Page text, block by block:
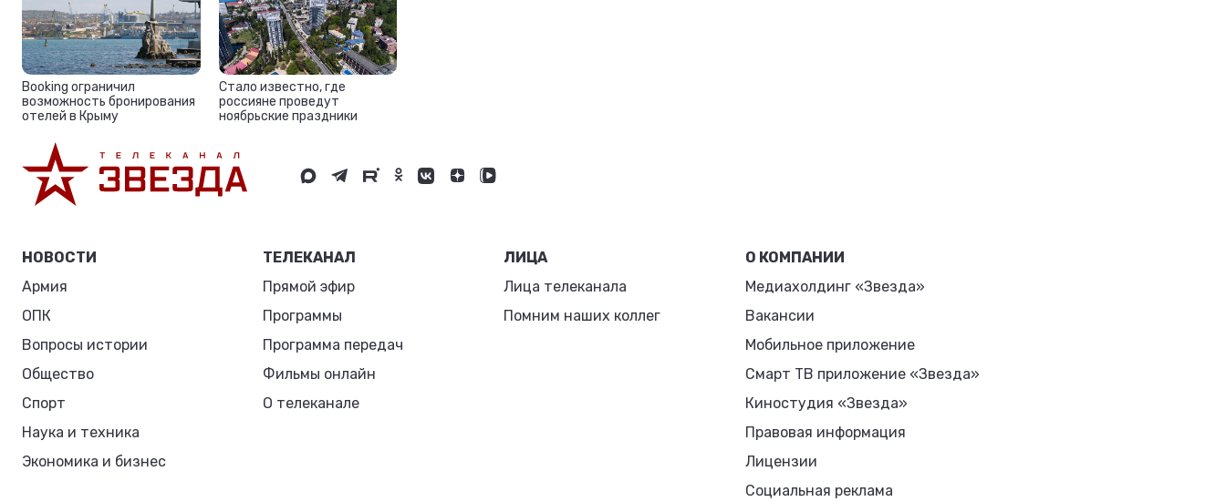
Booking ограничил
возможность бронирования
отелей в Крыму
Стало известно, где
россияне проведут
ноябрьские праздники
НОВОСТИ
Армия
ОПК
Вопросы истории
Общество
Спорт
Наука и техника
Экономика и бизнес
ТЕЛЕКАНАЛ
Прямой эфир
Программы
Программа передач
Фильмы онлайн
О телеканале
ЛИЦА
Лица телеканала
Помним наших коллег
О КОМПАНИИ
Медиахолдинг «Звезда»
Вакансии
Мобильное приложение
Смарт ТВ приложение «Звезда»
Киностудия «Звезда»
Правовая информация
Лицензии
Социальная реклама